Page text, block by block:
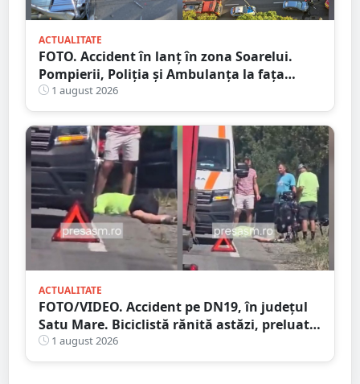
ACTUALITATE
FOTO. Accident în lanț în zona Soarelui.
Pompierii, Poliția și Ambulanța la fața
locului
1 august 2026
ACTUALITATE
FOTO/VIDEO. Accident pe DN19, în județul
Satu Mare. Biciclistă rănită astăzi, preluată
de Ambulanță
1 august 2026